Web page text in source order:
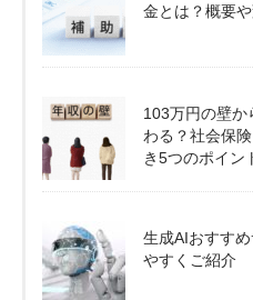
金とは？概要
103万円の壁か
わる？社会保
き5つのポイン
生成AIおすす
やすくご紹介